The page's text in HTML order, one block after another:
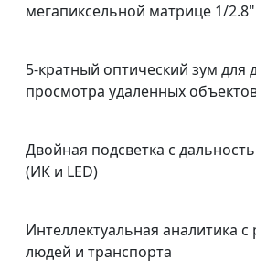
мегапиксельной матрице 1/2.8"
5-кратный оптический зум для
просмотра удаленных
Двойная подсветка с
(ИК и LED)
Интеллектуальная аналитика
людей и транспорта